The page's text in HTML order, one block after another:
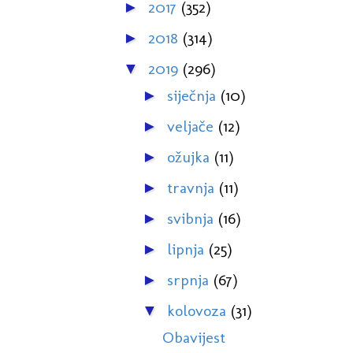
► 2017 (352)
► 2018 (314)
▼ 2019 (296)
► siječnja (10)
► veljače (12)
► ožujka (11)
► travnja (11)
► svibnja (16)
► lipnja (25)
► srpnja (67)
▼ kolovoza (31)
Obavijest